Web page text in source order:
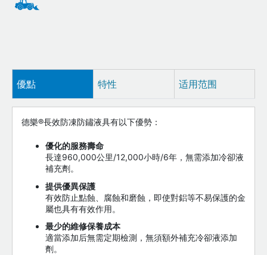
優點 特性 适用范围
德樂®長效防凍防鏽液具有以下優勢：
優化的服務壽命
長達960,000公里/12,000小時/6年，無需添加冷卻液
補充劑。
提供優異保護
有效防止點蝕、腐蝕和磨蝕，即使對鋁等不易保護的金
屬也具有有效作用。
最少的維修保養成本
適當添加后無需定期檢測，無須額外補充冷卻液添加
劑。